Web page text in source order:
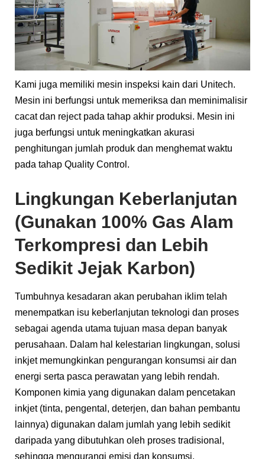
Kami juga memiliki mesin inspeksi kain dari Unitech.
Mesin ini berfungsi untuk memeriksa dan meminimalisir
cacat dan reject pada tahap akhir produksi. Mesin ini
juga berfungsi untuk meningkatkan akurasi
penghitungan jumlah produk dan menghemat waktu
pada tahap Quality Control.
Lingkungan Keberlanjutan
(Gunakan 100% Gas Alam
Terkompresi dan Lebih
Sedikit Jejak Karbon)
Tumbuhnya kesadaran akan perubahan iklim telah
menempatkan isu keberlanjutan teknologi dan proses
sebagai agenda utama tujuan masa depan banyak
perusahaan. Dalam hal kelestarian lingkungan, solusi
inkjet memungkinkan pengurangan konsumsi air dan
energi serta pasca perawatan yang lebih rendah.
Komponen kimia yang digunakan dalam pencetakan
inkjet (tinta, pengental, deterjen, dan bahan pembantu
lainnya) digunakan dalam jumlah yang lebih sedikit
daripada yang dibutuhkan oleh proses tradisional,
sehingga mengurangi emisi dan konsumsi.